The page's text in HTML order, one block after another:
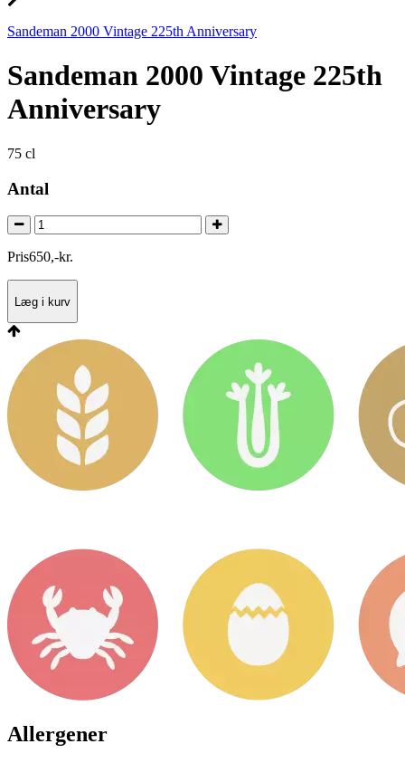
Sandeman 2000 Vintage 225th Anniversary
Sandeman 2000 Vintage 225th
Anniversary
75 cl
Antal
Pris650,-kr.
Læg i kurv
Allergener